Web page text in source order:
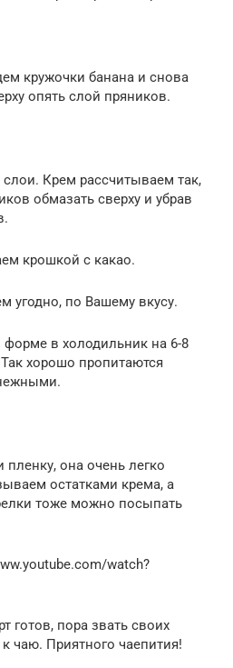
кружочки банана и снова
опять слой пряников.
Крем рассчитываем так,
обмазать сверху и убрав
крошкой с какао.
угодно, по Вашему вкусу.
форме в холодильник на 6-8
хорошо пропитаются
она очень легко
остатками крема, а
тоже можно посыпать
watch?
готов, пора звать своих
чаю. Приятного чаепития!